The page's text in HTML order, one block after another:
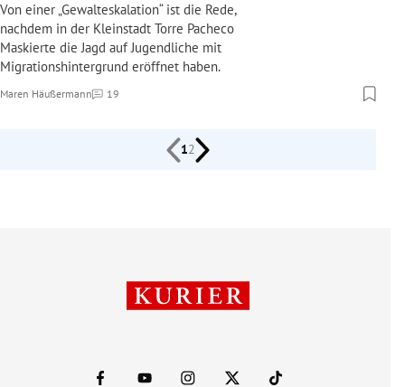
Von einer „Gewalteskalation“ ist die Rede,
nachdem in der Kleinstadt Torre Pacheco
Maskierte die Jagd auf Jugendliche mit
Migrationshintergrund eröffnet haben.
Maren Häußermann 19
Kommentare
12